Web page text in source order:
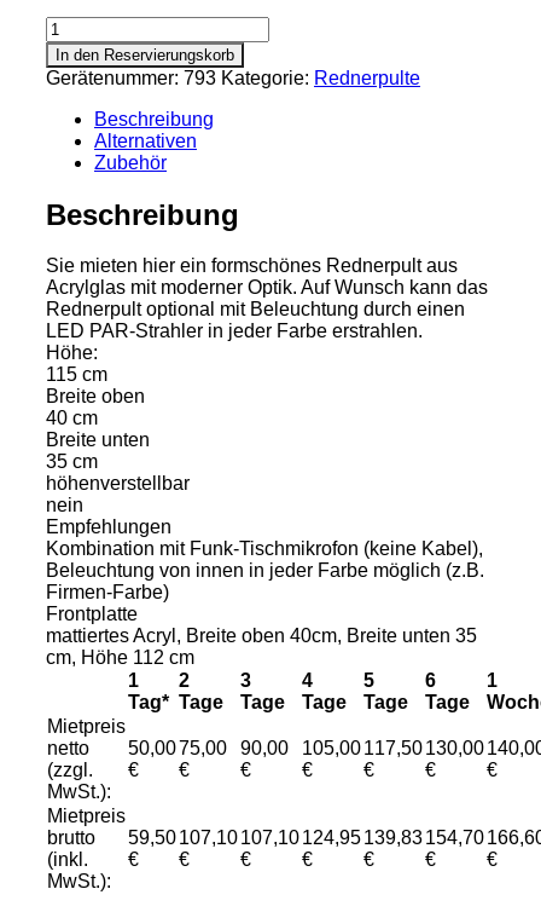
Rednerpult
Modell
London
Menge
In den Reservierungskorb
Gerätenummer: 793 Kategorie: Rednerpulte
Beschreibung
Alternativen
Zubehör
Beschreibung
Sie mieten hier ein formschönes Rednerpult aus
Acrylglas mit moderner Optik. Auf Wunsch kann das
Rednerpult optional mit Beleuchtung durch einen
LED PAR-Strahler in jeder Farbe erstrahlen.
Höhe:
115 cm
Breite oben
40 cm
Breite unten
35 cm
höhenverstellbar
nein
Empfehlungen
Kombination mit Funk-Tischmikrofon (keine Kabel),
Beleuchtung von innen in jeder Farbe möglich (z.B.
Firmen-Farbe)
Frontplatte
mattiertes Acryl, Breite oben 40cm, Breite unten 35
cm, Höhe 112 cm
1
Tag*
2
Tage
3
Tage
4
Tage
5
Tage
6
Tage
1
Mietpreis
netto
(zzgl.
MwSt.):
50,00
€
75,00
€
90,00
€
105,00
€
117,50
€
130,00
€
€
Mietpreis
brutto
(inkl.
MwSt.):
59,50
€
107,10
€
107,10
€
124,95
€
139,83
€
154,70
€
€